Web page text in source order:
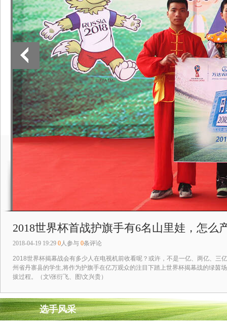
2018世界杯首战护旗手有6名山里娃，怎么
2018-04-19 19:29 0人参与 0条评论
2018世界杯揭幕战会有多少人在电视机前收看呢？或许，不是一亿、两亿、
州省丹寨县的学生,将作为护旗手在亿万观众的注目下踏上世界杯揭幕战的绿茵
拔过程。（文\张衍飞、图\文兴贵）
选手风采